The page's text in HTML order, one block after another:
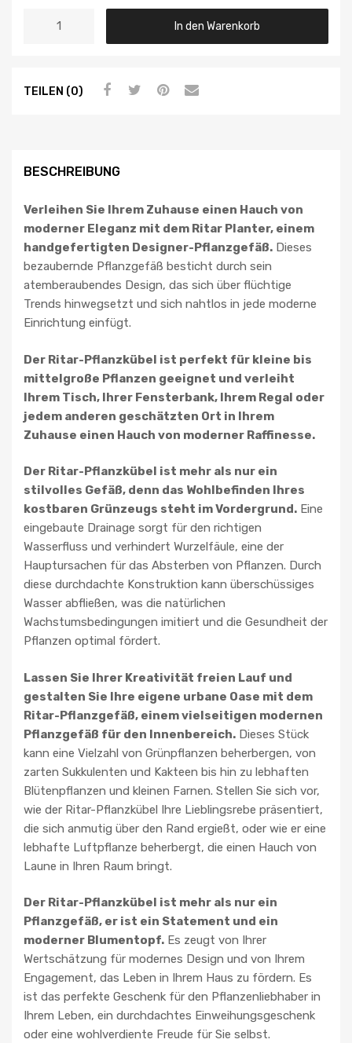
In den Warenkorb
TEILEN (0)
BESCHREIBUNG
Verleihen Sie Ihrem Zuhause einen Hauch von
moderner Eleganz mit dem Ritar Planter, einem
handgefertigten Designer-Pflanzgefäß. Dieses
bezaubernde Pflanzgefäß besticht durch sein
atemberaubendes Design, das sich über flüchtige
Trends hinwegsetzt und sich nahtlos in jede moderne
Einrichtung einfügt.
Der Ritar-Pflanzkübel ist perfekt für kleine bis
mittelgroße Pflanzen geeignet und verleiht
Ihrem Tisch, Ihrer Fensterbank, Ihrem Regal oder
jedem anderen geschätzten Ort in Ihrem
Zuhause einen Hauch von moderner Raffinesse.
Der Ritar-Pflanzkübel ist mehr als nur ein
stilvolles Gefäß, denn das Wohlbefinden Ihres
kostbaren Grünzeugs steht im Vordergrund. Eine
eingebaute Drainage sorgt für den richtigen
Wasserfluss und verhindert Wurzelfäule, eine der
Hauptursachen für das Absterben von Pflanzen. Durch
diese durchdachte Konstruktion kann überschüssiges
Wasser abfließen, was die natürlichen
Wachstumsbedingungen imitiert und die Gesundheit der
Pflanzen optimal fördert.
Lassen Sie Ihrer Kreativität freien Lauf und
gestalten Sie Ihre eigene urbane Oase mit dem
Ritar-Pflanzgefäß, einem vielseitigen modernen
Pflanzgefäß für den Innenbereich. Dieses Stück
kann eine Vielzahl von Grünpflanzen beherbergen, von
zarten Sukkulenten und Kakteen bis hin zu lebhaften
Blütenpflanzen und kleinen Farnen. Stellen Sie sich vor,
wie der Ritar-Pflanzkübel Ihre Lieblingsrebe präsentiert,
die sich anmutig über den Rand ergießt, oder wie er eine
lebhafte Luftpflanze beherbergt, die einen Hauch von
Laune in Ihren Raum bringt.
Der Ritar-Pflanzkübel ist mehr als nur ein
Pflanzgefäß, er ist ein Statement und ein
moderner Blumentopf. Es zeugt von Ihrer
Wertschätzung für modernes Design und von Ihrem
Engagement, das Leben in Ihrem Haus zu fördern. Es
ist das perfekte Geschenk für den Pflanzenliebhaber in
Ihrem Leben, ein durchdachtes Einweihungsgeschenk
oder eine wohlverdiente Freude für Sie selbst.